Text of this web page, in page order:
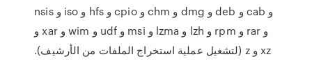
و cab و deb و dmg و chm و cpio و hfs و iso و nsis
و rar و rpm و lzh و lzma و msi و udf و wim و xar و
xz و z (لتشغيل عملية استخراج الملفات من الأرشيف).